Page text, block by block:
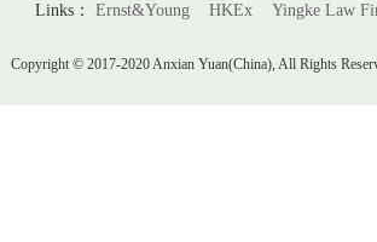
Links： Ernst&Young HKEx Yingke Law
Copyright © 2017-2020 Anxian Yuan(China), All Rights